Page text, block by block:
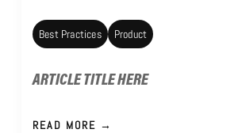
Best Practices Product
ARTICLE TITLE HERE
READ MORE →